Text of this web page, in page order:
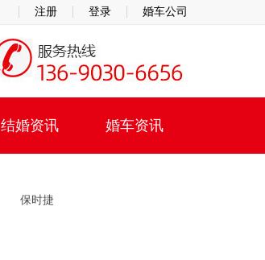
注册 登录 婚车公司
结婚资讯 婚车资讯
保时捷